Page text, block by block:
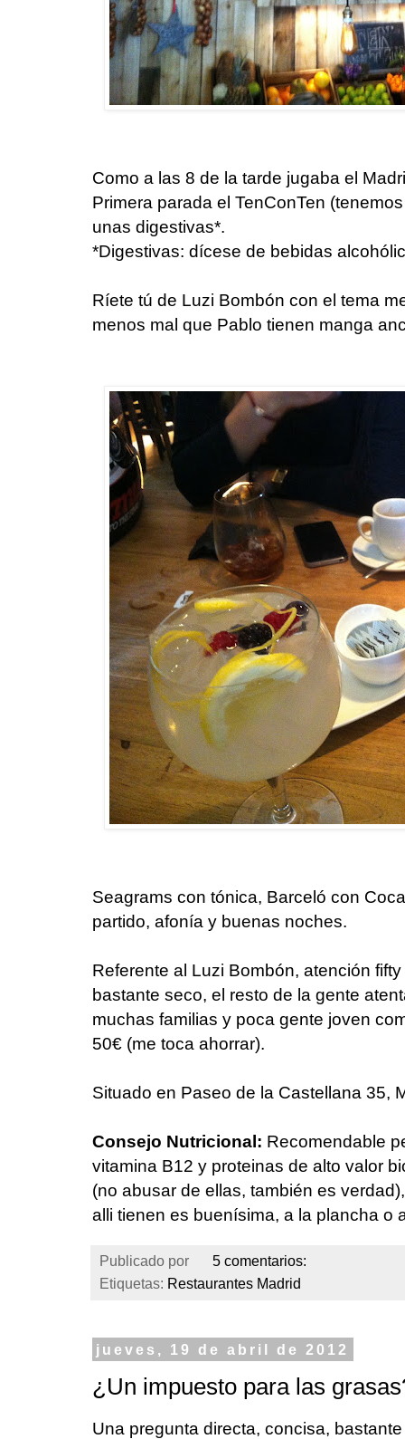
Como a las 8 de la tarde jugaba el
Primera parada el TenConTen
unas digestivas*.
*Digestivas: dícese de bebidas
Ríete tú de Luzi Bombón con el tema
menos mal que Pablo tienen manga
Seagrams con tónica, Barceló con
partido, afonía y buenas noches.
Referente al Luzi Bombón, atención
bastante seco, el resto de la gente
muchas familias y poca gente joven
50€ (me toca ahorrar).
Situado en Paseo de la Castellana 35,
Consejo Nutricional: Recomendable
vitamina B12 y proteinas de alto valor
(no abusar de ellas, también es
alli tienen es buenísima, a la plancha o
Publicado por
5 comentarios:
Etiquetas: Restaurantes Madrid
jueves, 19 de abril de 2012
¿Un impuesto para las
Una pregunta directa, concisa,